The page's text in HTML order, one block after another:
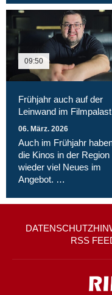
09:50
Frühjahr auch auf der
Leinwand im Filmpalast
06. März. 2026
Auch im Frühjahr
die Kinos in der Region
wieder viel Neues im
Angebot. …
RSS